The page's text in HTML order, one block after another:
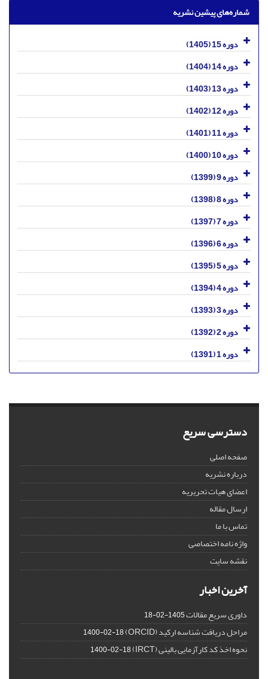
شماره‌های پیشین نشریه
دوره 15 (1405)
دوره 14 (1404)
دوره 13 (1403)
دوره 12 (1402)
دوره 11 (1401)
دوره 10 (1400)
دوره 9 (1399)
دوره 8 (1398)
دوره 7 (1397)
دوره 6 (1396)
دوره 5 (1395)
دوره 4 (1394)
دوره 3 (1393)
دوره 2 (1392)
دوره 1 (1391)
دسترسی سریع
صفحه اصلی
درباره نشریه
اعضای هیات تحریریه
ارسال مقاله
تماس با ما
واژه نامه اختصاصی
نقشه سایت
آخرین اخبار
داوری سریع مقالات1405-02-18
مراحل دریافت شناسه ارکید (ORCID) 1400-02-18
نحوه اخذ کد کارآزمایی بالینی (IRCT) 1400-02-18